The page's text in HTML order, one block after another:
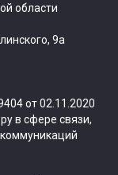
области
9а
от 02.11.2020
в сфере связи,